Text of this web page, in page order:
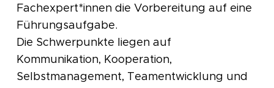
Fachexpert*innen die Vorbereitung auf eine
Führungsaufgabe.
Die Schwerpunkte liegen auf
Kommunikation, Kooperation,
Selbstmanagement, Teamentwicklung und